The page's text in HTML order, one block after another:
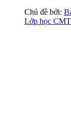
Chủ đề bởi:
Lớp học CMT